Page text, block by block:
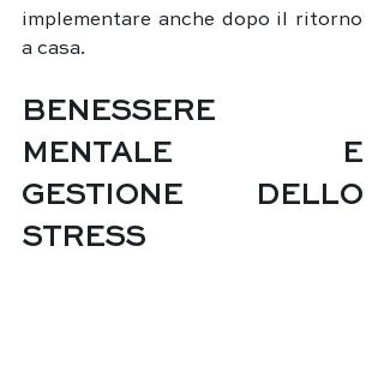
implementare anche dopo il ritorno
a casa.
BENESSERE
MENTALE E
GESTIONE DELLO
STRESS